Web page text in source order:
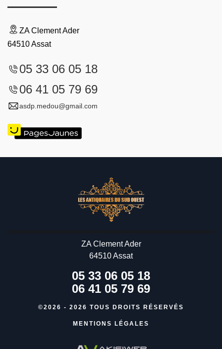
ZA Clement Ader
64510 Assat
05 33 06 05 18
06 41 05 79 69
asdp.medou@gmail.com
ZA Clement Ader
64510 Assat
05 33 06 05 18
06 41 05 79 69
©2026 - 2026 TOUS DROITS RÉSERVÉS
MENTIONS LÉGALES